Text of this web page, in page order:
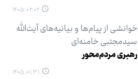
۱۴۰۵.۰۲.۰۲
خوانشی از پیام‌ها و بیانیه‌های آیت‌الله
سیدمجتبی خامنه‌ای
رهبری مردم‌محور
۱۴۰۵.۰۱.۳۱